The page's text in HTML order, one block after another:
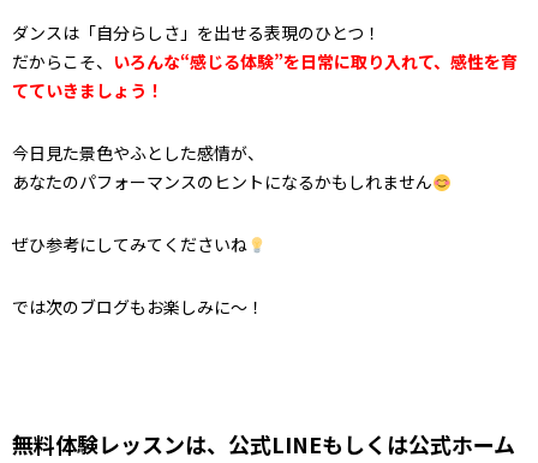
ダンスは「自分らしさ」を出せる表現のひとつ！
だからこそ、 いろんな“感じる体験”を日常に取り入れて、感性を育
てていきましょう！
今日見た景色やふとした感情が、
あなたのパフォーマンスのヒントになるかもしれません
ぜひ参考にしてみてくださいね
では次のブログもお楽しみに～！
無料体験レッスンは、公式LINEもしくは公式ホーム